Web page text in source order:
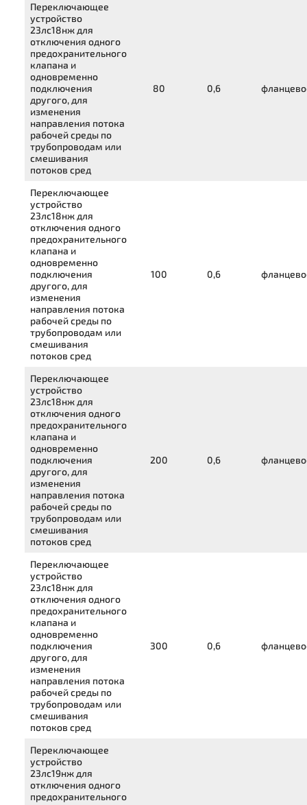
Переключающее
устройство
23лс18нж для
отключения одного
предохранительного
клапана и
одновременно
подключения
другого, для
изменения
направления потока
рабочей среды по
трубопроводам или
смешивания
потоков сред
80 0,6
Переключающее
устройство
23лс18нж для
отключения одного
предохранительного
клапана и
одновременно
подключения
другого, для
изменения
направления потока
рабочей среды по
трубопроводам или
смешивания
потоков сред
100 0,6
Переключающее
устройство
23лс18нж для
отключения одного
предохранительного
клапана и
одновременно
подключения
другого, для
изменения
направления потока
рабочей среды по
трубопроводам или
смешивания
потоков сред
200 0,6
Переключающее
устройство
23лс18нж для
отключения одного
предохранительного
клапана и
одновременно
подключения
другого, для
изменения
направления потока
рабочей среды по
трубопроводам или
смешивания
потоков сред
300 0,6
Переключающее
устройство
23лс19нж для
отключения одного
предохранительного